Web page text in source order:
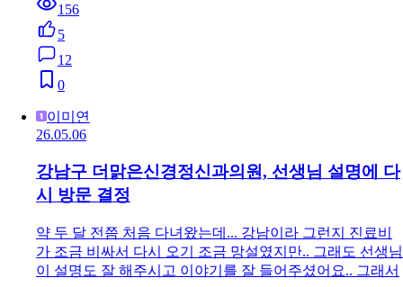
156
5
12
0
이미연
26.05.06
강남구 더맑은신경정신과의원, 선생님 설명에 다
시 방문 결정
약 두 달 전쯤 처음 다녀왔는데... 강남이라 그런지 진료비
가 조금 비싸서 다시 오기 조금 망설였지만.. 그래도 선생님
이 설명도 잘 해주시고 이야기를 잘 들어주셨어요.. 그래서